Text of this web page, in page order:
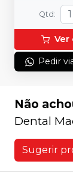
Qtd :
Ver
Pedir
Não
Dental
Sugerir